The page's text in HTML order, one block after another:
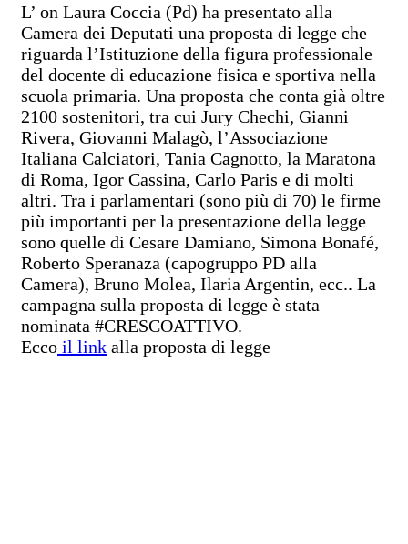
L’ on Laura Coccia (Pd) ha presentato alla
Camera dei Deputati una proposta di legge che
riguarda l’Istituzione della figura professionale
del docente di educazione fisica e sportiva nella
scuola primaria. Una proposta che conta già oltre
2100 sostenitori, tra cui Jury Chechi, Gianni
Rivera, Giovanni Malagò, l’Associazione
Italiana Calciatori, Tania Cagnotto, la Maratona
di Roma, Igor Cassina, Carlo Paris e di molti
altri. Tra i parlamentari (sono più di 70) le firme
più importanti per la presentazione della legge
sono quelle di Cesare Damiano, Simona Bonafé,
Roberto Speranaza (capogruppo PD alla
Camera), Bruno Molea, Ilaria Argentin, ecc.. La
campagna sulla proposta di legge è stata
nominata #CRESCOATTIVO.
Ecco il link alla proposta di legge